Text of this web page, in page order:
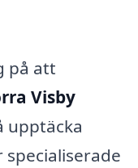
på att
Visby
upptäcka